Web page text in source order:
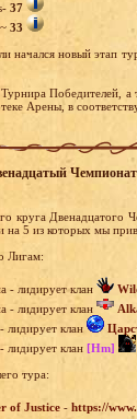
37
33
начался новый этап
Победителей,
Арены, в
круга
на 5 из которых мы
Лигам:
- лидирует клан
- лидирует клан
лидирует клан
лидирует клан [Hm]
тура:
of Justice - https://